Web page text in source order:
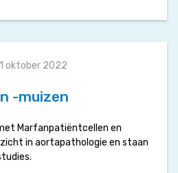
oktober 2022
-muizen
Marfanpatiëntcellen en
in aortapathologie en staan